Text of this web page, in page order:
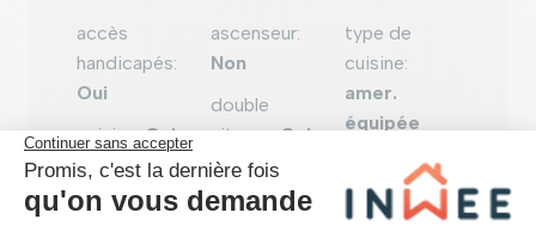
accès
handicapés:
Oui
cuisine:Oui
chauffage
(ind/coll):
ascenseur:
Non
double
vitrage:Oui
chauffage
chauffage
type de
cuisine:
amer.
équipée
douche
et bain